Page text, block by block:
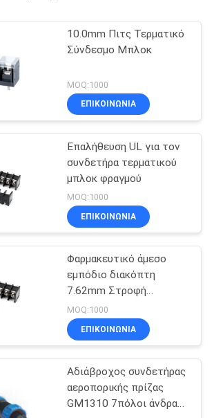
10.0mm Πιτς Τερματικό
Σύνδεσμο Μπλοκ
MOQ:1000
ΕΠΙΚΟΙΝΩΝΊΑ
Επαλήθευση UL για τον
συνδετήρα τερματικού
μπλοκ φραγμού
MOQ:1000
ΕΠΙΚΟΙΝΩΝΊΑ
Φαρμακευτικό άμεσο
εμπόδιο διακόπτη
7.62mm Στροφή
Προσαρμοσμένο χρώμα
και καρφίτσες
MOQ:1000
ΕΠΙΚΟΙΝΩΝΊΑ
Αδιάβροχος συνδετήρας
αεροπορικής πρίζας
GM1310 7πόλοι άνδρας